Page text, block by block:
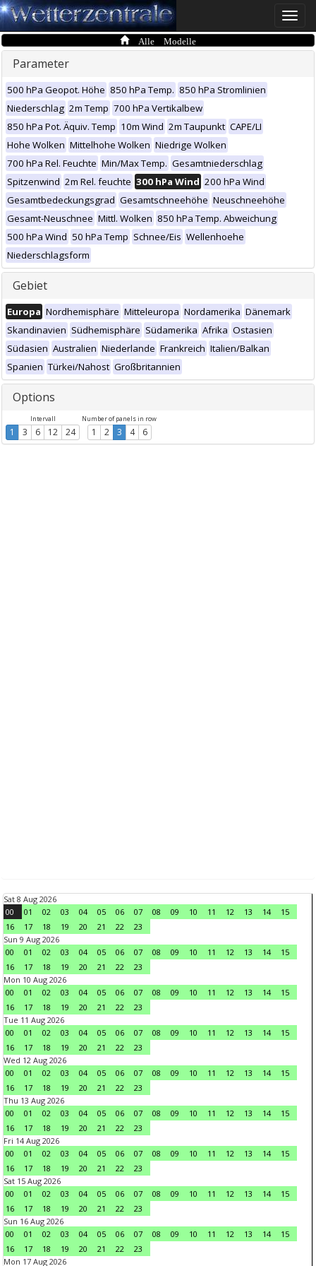
Toggle
Alle Modelle
Parameter
500 hPa Geopot. Höhe 850 hPa Temp. 850 hPa Stromlinien
Niederschlag 2m Temp 700 hPa Vertikalbew
850 hPa Pot. Äquiv. Temp 10m Wind 2m Taupunkt CAPE/LI
Hohe Wolken Mittelhohe Wolken Niedrige Wolken
700 hPa Rel. Feuchte Min/Max Temp. Gesamtniederschlag
Spitzenwind 2m Rel. feuchte 300 hPa Wind 200 hPa Wind
Gesamtbedeckungsgrad Gesamtschneehöhe Neuschneehöhe
Gesamt-Neuschnee Mittl. Wolken 850 hPa Temp. Abweichung
500 hPa Wind 50 hPa Temp Schnee/Eis Wellenhoehe
Niederschlagsform
Gebiet
Europa Nordhemisphäre Mitteleuropa Nordamerika Dänemark
Skandinavien Südhemisphäre Südamerika Afrika Ostasien
Südasien Australien Niederlande Frankreich Italien/Balkan
Spanien Türkei/Nahost Großbritannien
Options
Intervall
1 3 6 12 24
Number of panels in row
1 2 3 4 6
Sat 8 Aug 2026
00
01 02 03 04 05 06 07 08 09 10 11 12 13 14
15
16
17 18 19 20 21 22
23
Sun 9 Aug 2026
00
01 02 03 04 05 06 07 08 09 10 11 12 13 14
15
16
17 18 19 20 21 22
23
Mon 10 Aug 2026
00
01 02 03 04 05 06 07 08 09 10 11 12 13 14
15
16
17 18 19 20 21 22
23
Tue 11 Aug 2026
00
01 02 03 04 05 06 07 08 09 10 11 12 13 14
15
16
17 18 19 20 21 22
23
Wed 12 Aug 2026
00
01 02 03 04 05 06 07 08 09 10 11 12 13 14
15
16
17 18 19 20 21 22
23
Thu 13 Aug 2026
00
01 02 03 04 05 06 07 08 09 10 11 12 13 14
15
16
17 18 19 20 21 22
23
Fri 14 Aug 2026
00
01 02 03 04 05 06 07 08 09 10 11 12 13 14
15
16
17 18 19 20 21 22
23
Sat 15 Aug 2026
00
01 02 03 04 05 06 07 08 09 10 11 12 13 14
15
16
17 18 19 20 21 22
23
Sun 16 Aug 2026
00
01 02 03 04 05 06 07 08 09 10 11 12 13 14
15
16
17 18 19 20 21 22
23
Mon 17 Aug 2026